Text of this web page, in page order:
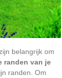
belangrijk om
randen van je
randen. Om